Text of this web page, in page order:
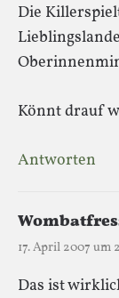
Die
Könnt drauf
Antworten
17. April 2007 um
Das ist